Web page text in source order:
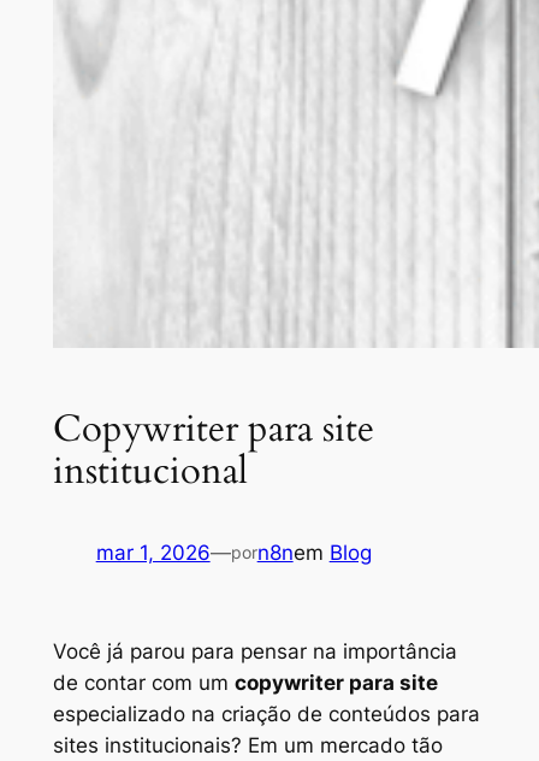
Copywriter para site
institucional
mar 1, 2026—porn8nem Blog
Você já parou para pensar na importância
de contar com um copywriter para site
especializado na criação de conteúdos para
sites institucionais? Em um mercado tão